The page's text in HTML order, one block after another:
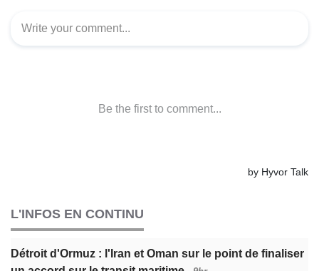
L'INFOS EN CONTINU
Détroit d'Ormuz : l'Iran et Oman sur le point de finaliser